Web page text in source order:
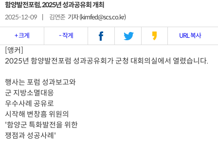
함양발전포럼, 2025년 성과공유회 개최
2025-12-09 김연준 기자 (kimfed@scs.co.kr)
+ 크게 - 작게 URL 복사
[앵커]
2025년 함양발전포럼 성과공유회가 군청 대회의실에서 열렸습니다.
행사는 포럼 성과보고와
군 지방소멸대응
우수사례 공유로
시작해 변창흠 위원의
'함양군 특화발전을 위한
쟁점과 성공사례'